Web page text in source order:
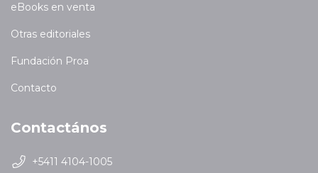
eBooks en venta
Otras editoriales
Fundación Proa
Contacto
Contactános
+5411 4104-1005